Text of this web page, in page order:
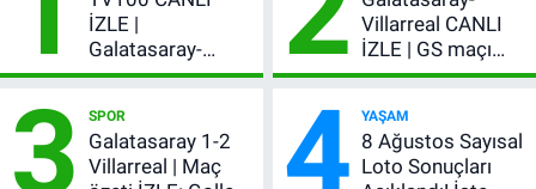
İZLE |
Galatasaray-
Villarreal maçı
şifresiz canlı yayın
Villarreal CANLI
İZLE | GS maçı
hangi kanalda,
3 SPOR
Galatasaray 1-2
Villarreal | Maç
4 YAŞAM
8 Ağustos Sayısal
Loto Sonuçları